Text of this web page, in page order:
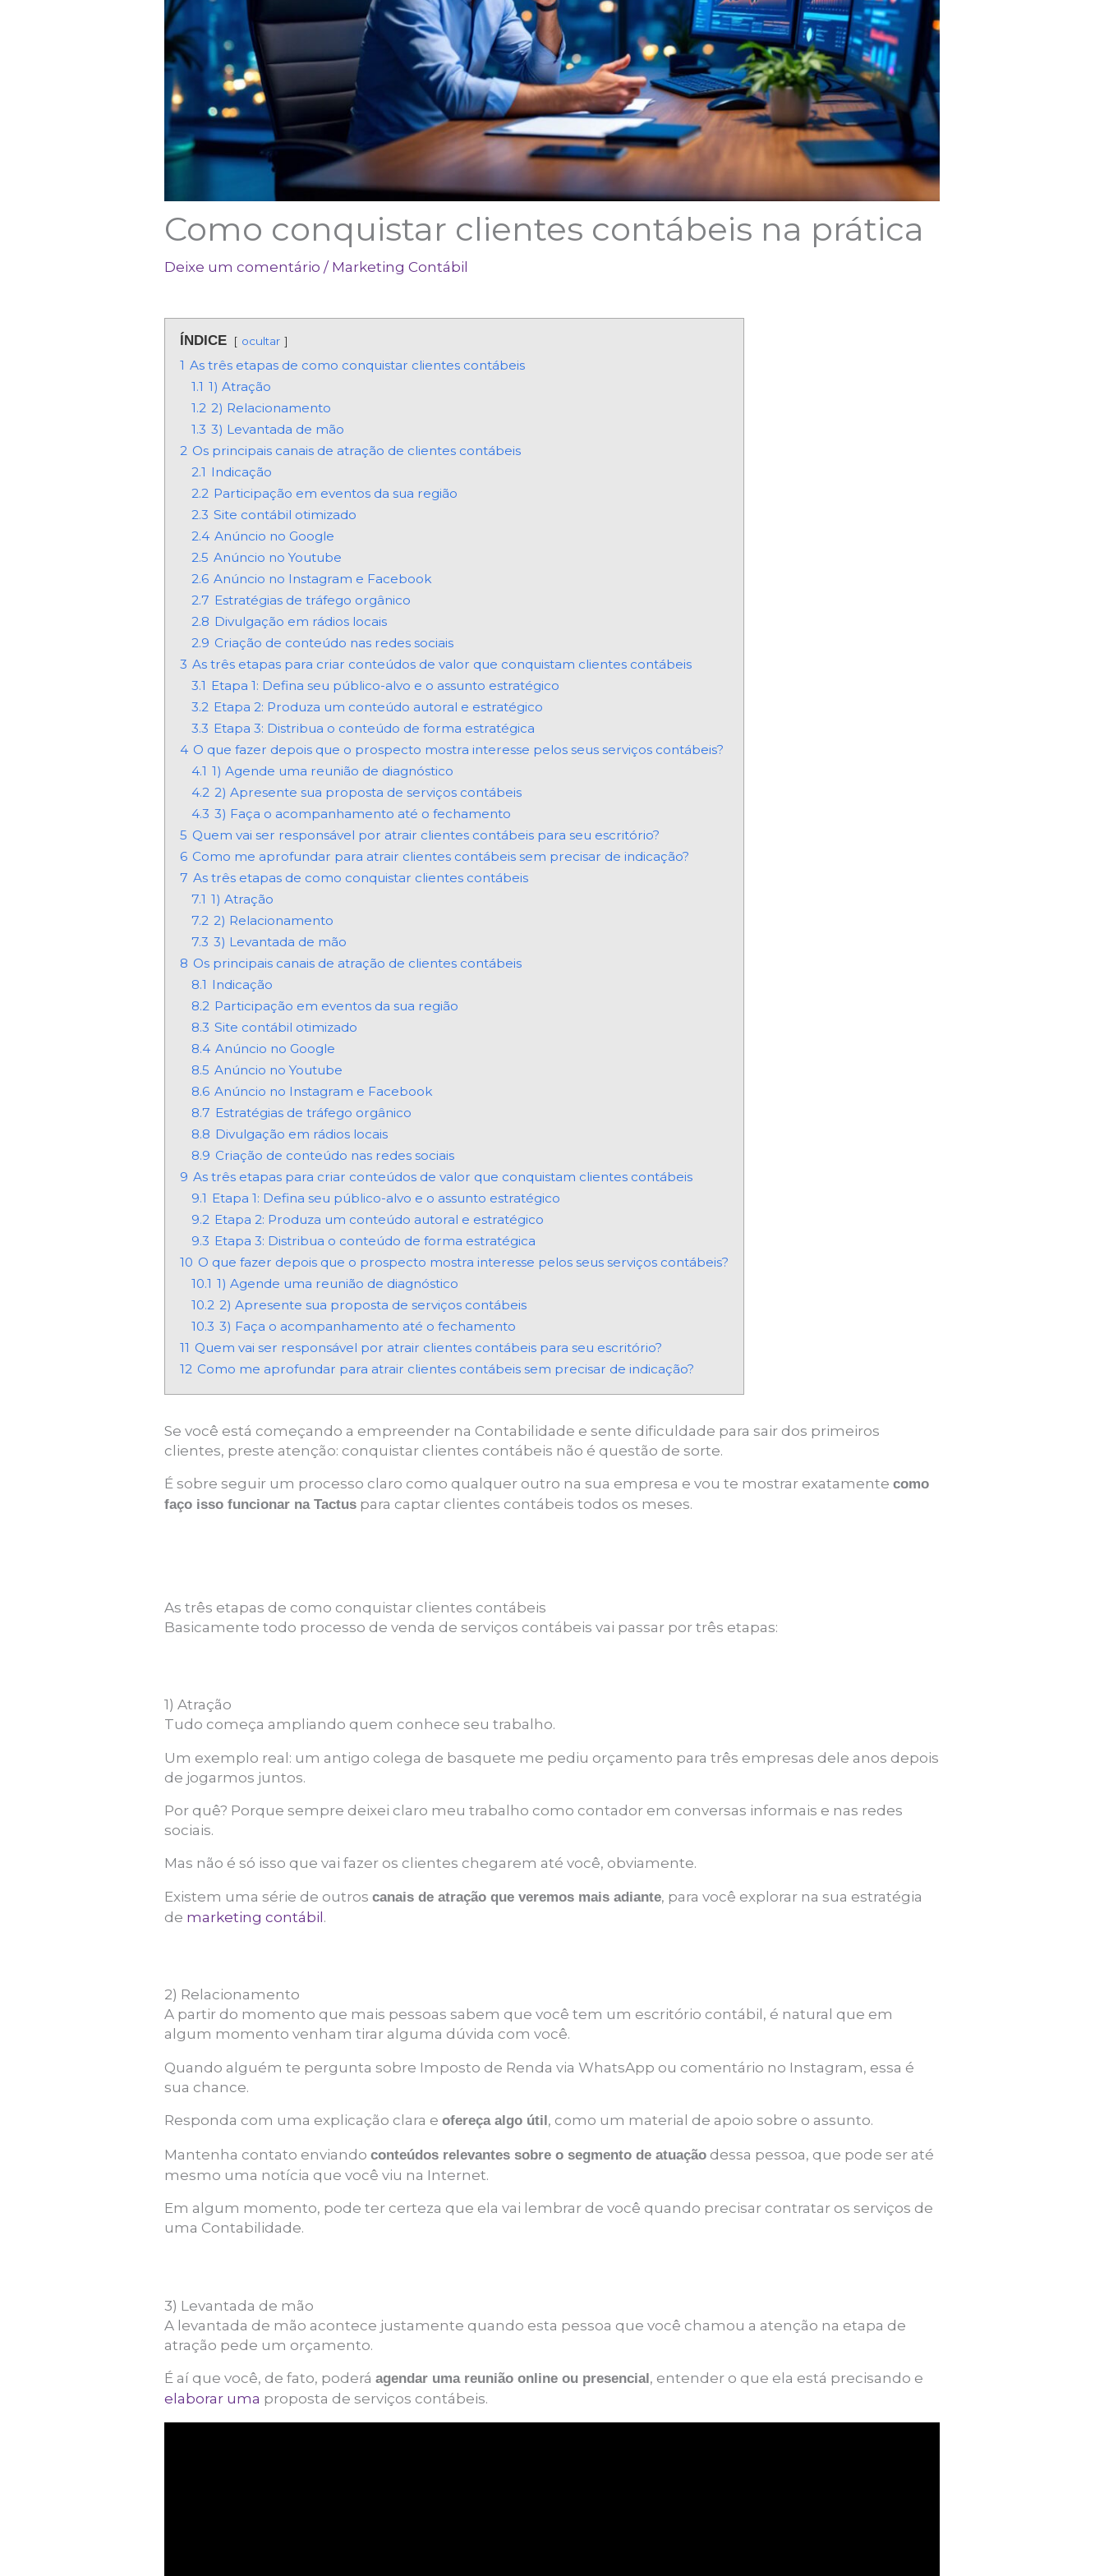
Como conquistar clientes contábeis na prática
Deixe um comentário / Marketing Contábil
ÍNDICE ocultar
1 As três etapas de como conquistar clientes contábeis
1.1 1) Atração
1.2 2) Relacionamento
1.3 3) Levantada de mão
2 Os principais canais de atração de clientes contábeis
2.1 Indicação
2.2 Participação em eventos da sua região
2.3 Site contábil otimizado
2.4 Anúncio no Google
2.5 Anúncio no Youtube
2.6 Anúncio no Instagram e Facebook
2.7 Estratégias de tráfego orgânico
2.8 Divulgação em rádios locais
2.9 Criação de conteúdo nas redes sociais
3 As três etapas para criar conteúdos de valor que conquistam clientes contábeis
3.1 Etapa 1: Defina seu público-alvo e o assunto estratégico
3.2 Etapa 2: Produza um conteúdo autoral e estratégico
3.3 Etapa 3: Distribua o conteúdo de forma estratégica
4 O que fazer depois que o prospecto mostra interesse pelos seus serviços contábeis?
4.1 1) Agende uma reunião de diagnóstico
4.2 2) Apresente sua proposta de serviços contábeis
4.3 3) Faça o acompanhamento até o fechamento
5 Quem vai ser responsável por atrair clientes contábeis para seu escritório?
6 Como me aprofundar para atrair clientes contábeis sem precisar de indicação?
7 As três etapas de como conquistar clientes contábeis
7.1 1) Atração
7.2 2) Relacionamento
7.3 3) Levantada de mão
8 Os principais canais de atração de clientes contábeis
8.1 Indicação
8.2 Participação em eventos da sua região
8.3 Site contábil otimizado
8.4 Anúncio no Google
8.5 Anúncio no Youtube
8.6 Anúncio no Instagram e Facebook
8.7 Estratégias de tráfego orgânico
8.8 Divulgação em rádios locais
8.9 Criação de conteúdo nas redes sociais
9 As três etapas para criar conteúdos de valor que conquistam clientes contábeis
9.1 Etapa 1: Defina seu público-alvo e o assunto estratégico
9.2 Etapa 2: Produza um conteúdo autoral e estratégico
9.3 Etapa 3: Distribua o conteúdo de forma estratégica
10 O que fazer depois que o prospecto mostra interesse pelos seus serviços contábeis?
10.1 1) Agende uma reunião de diagnóstico
10.2 2) Apresente sua proposta de serviços contábeis
10.3 3) Faça o acompanhamento até o fechamento
11 Quem vai ser responsável por atrair clientes contábeis para seu escritório?
12 Como me aprofundar para atrair clientes contábeis sem precisar de indicação?
Se você está começando a empreender na Contabilidade e sente dificuldade para sair dos primeiros
clientes, preste atenção: conquistar clientes contábeis não é questão de sorte.
É sobre seguir um processo claro como qualquer outro na sua empresa e vou te mostrar exatamente como
faço isso funcionar na Tactuspara captar clientes contábeis todos os meses.
As três etapas de como conquistar clientes contábeis
Basicamente todo processo de venda de serviços contábeis vai passar por três etapas:
1) Atração
Tudo começa ampliando quem conhece seu trabalho.
Um exemplo real: um antigo colega de basquete me pediu orçamento para três empresas dele anos depois
de jogarmos juntos.
Por quê? Porque sempre deixei claro meu trabalho como contador em conversas informais e nas redes
sociais.
Mas não é só isso que vai fazer os clientes chegarem até você, obviamente.
Existem uma série de outros canais de atração que veremos mais adiante, para você explorar na sua estratégia
de marketing contábil.
2) Relacionamento
A partir do momento que mais pessoas sabem que você tem um escritório contábil, é natural que em
algum momento venham tirar alguma dúvida com você.
Quando alguém te pergunta sobre Imposto de Renda via WhatsApp ou comentário no Instagram, essa é
sua chance.
Responda com uma explicação clara e ofereça algo útil , como um material de apoio sobre o assunto.
Mantenha contato enviando conteúdos relevantes sobre o segmento de atuaçãodessa pessoa, que pode ser até
mesmo uma notícia que você viu na Internet.
Em algum momento, pode ter certeza que ela vai lembrar de você quando precisar contratar os serviços de
uma Contabilidade.
3) Levantada de mão
A levantada de mão acontece justamente quando esta pessoa que você chamou a atenção na etapa de
atração pede um orçamento.
É aí que você, de fato, poderá agendar uma reunião online ou presencial , entender o que ela está precisando e
elaborar uma proposta de serviços contábeis.